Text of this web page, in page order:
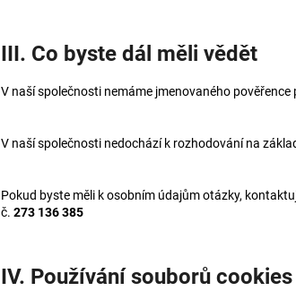
III. Co byste dál měli vědět
V naší společnosti nemáme jmenovaného
V naší společnosti nedochází k rozhodování na
Pokud byste měli k osobním údajům otázky,
č. 273 136 385
IV. Používání souborů cookies